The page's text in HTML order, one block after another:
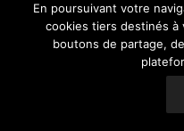
musicales avec une
Dans les oreilles de
Xavier,
souhaité rejoindre
bénévoles pour parler
En poursuivant votre
cookies tiers destinés à
boutons de partage,